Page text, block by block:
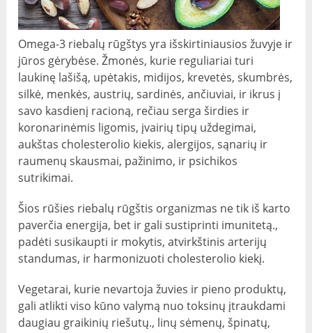
Omega-3 riebalų rūgštys yra išskirtiniausios žuvyje ir
jūros gėrybėse. Žmonės, kurie reguliariai turi
laukinę lašišą, upėtakis, midijos, krevetės, skumbrės,
silkė, menkės, austrių, sardinės, ančiuviai, ir ikrus į
savo kasdienį racioną, rečiau serga širdies ir
koronarinėmis ligomis, įvairių tipų uždegimai,
aukštas cholesterolio kiekis, alergijos, sąnarių ir
raumenų skausmai, pažinimo, ir psichikos
sutrikimai.
Šios rūšies riebalų rūgštis organizmas ne tik iš karto
paverčia energija, bet ir gali sustiprinti imunitetą.,
padėti susikaupti ir mokytis, atvirkštinis arterijų
standumas, ir harmonizuoti cholesterolio kiekį.
Vegetarai, kurie nevartoja žuvies ir pieno produktų,
gali atlikti viso kūno valymą nuo toksinų įtraukdami
daugiau graikinių riešutų., linų sėmenų, špinatų,